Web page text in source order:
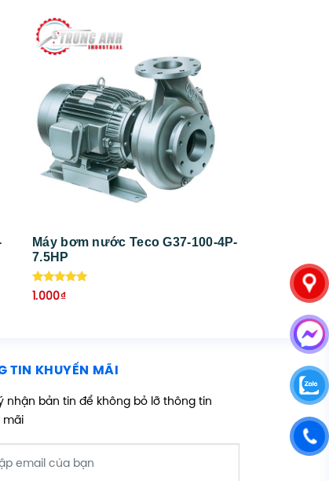
Máy bơm nước Teco G37-100-4P-
7.5HP
Được xếp
hạng
1.000₫
TIN KHUYẾN MÃI
nhận bản tin để không bỏ lỡ thông tin
mãi